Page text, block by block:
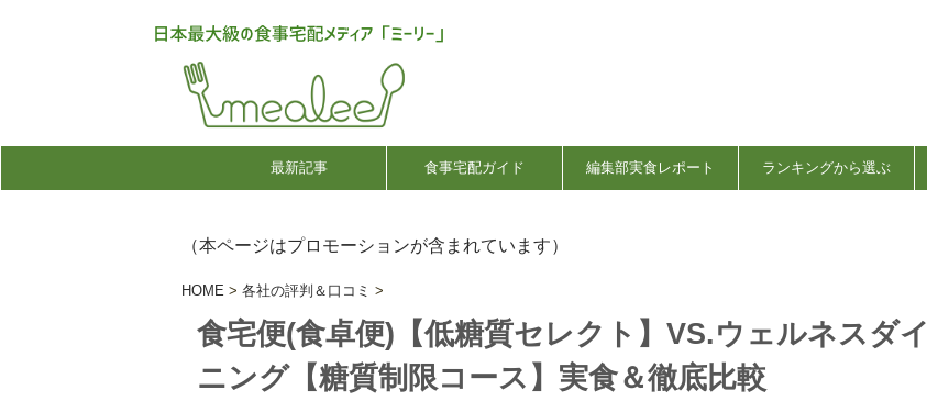
最新記事 食事宅配ガイド 編集部実食レポート ランキングから選ぶ
（本ページはプロモーションが含まれています）
HOME > 各社の評判＆口コミ >
食宅便(食卓便)【低糖質セレクト】VS.ウェルネスダイ
ニング【糖質制限コース】実食＆徹底比較